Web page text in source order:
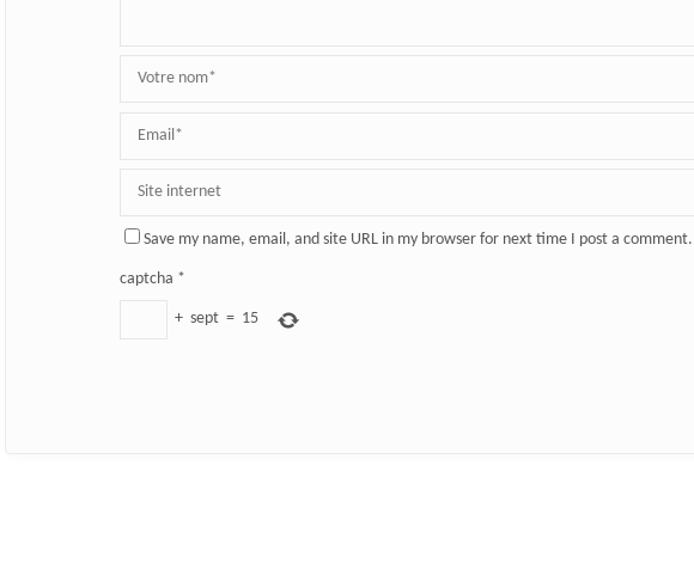
Save my name, email, and site URL in my browser for next time I post a comment.
captcha *
+ sept = 15